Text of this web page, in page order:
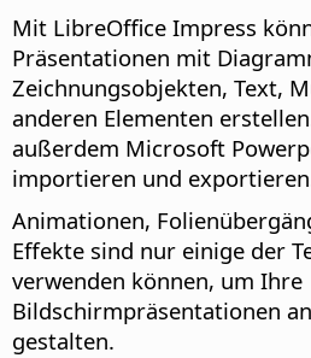
Mit LibreOffice Impress
Präsentationen mit
Zeichnungsobjekten, Text,
anderen Elementen
außerdem Microsoft
importieren und
Animationen,
Effekte sind nur einige der
verwenden können, um Ihre
Bildschirmpräsentationen
gestalten.